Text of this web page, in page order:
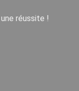
réussite !